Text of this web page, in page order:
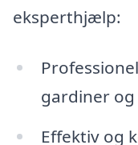
eksperthjælp:
gardiner
Effektiv og